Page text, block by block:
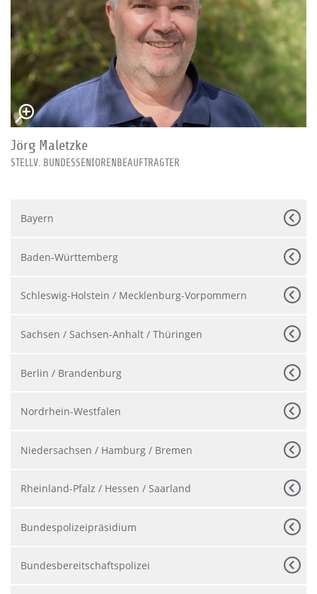
Jörg Maletzke
STELLV. BUNDESSENIORENBEAUFTRAGTER
Bayern
Baden-Württemberg
Schleswig-Holstein / Mecklenburg-Vorpommern
Sachsen / Sachsen-Anhalt / Thüringen
Berlin / Brandenburg
Nordrhein-Westfalen
Niedersachsen / Hamburg / Bremen
Rheinland-Pfalz / Hessen / Saarland
Bundespolizeipräsidium
Bundesbereitschaftspolizei